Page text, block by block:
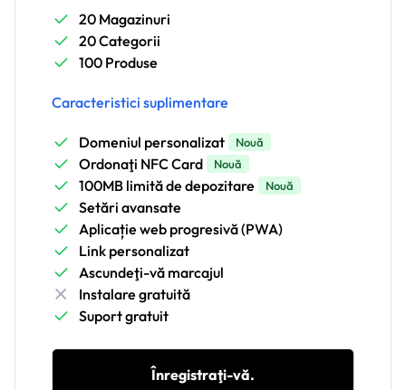
20 Magazinuri
20 Categorii
100 Produse
Caracteristici suplimentare
Domeniul personalizat Nouă
Ordonaţi NFC Card Nouă
100MB limită de depozitare Nouă
Setări avansate
Aplicație web progresivă (PWA)
Link personalizat
Ascundeţi-vă marcajul
Instalare gratuită
Suport gratuit
Înregistraţi-vă.